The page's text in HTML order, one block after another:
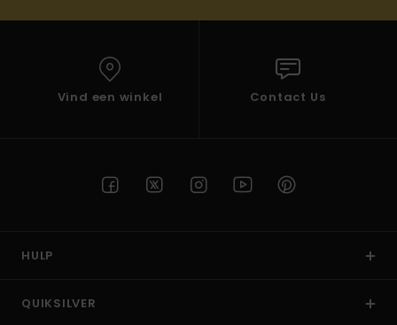
Vind een winkel Contact Us
HULP
QUIKSILVER